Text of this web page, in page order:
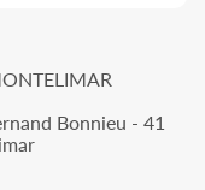
Bonnieu - 41